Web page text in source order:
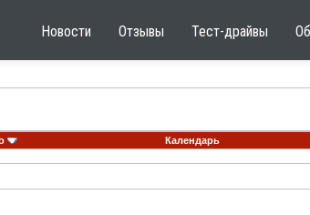
Новости Отзывы Тест-драйвы
Календарь